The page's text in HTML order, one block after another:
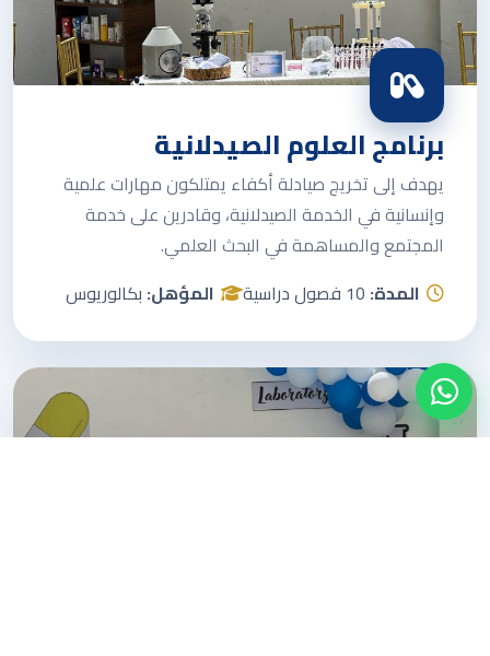
برنامج العلوم الصيدلانية
يهدف إلى تخريج صيادلة أكفاء يمتلكون مهارات علمية
وإنسانية في الخدمة الصيدلانية، وقادرين على خدمة
المجتمع والمساهمة في البحث العلمي.
المدة:10 فصول دراسية المؤهل:بكالوريوس